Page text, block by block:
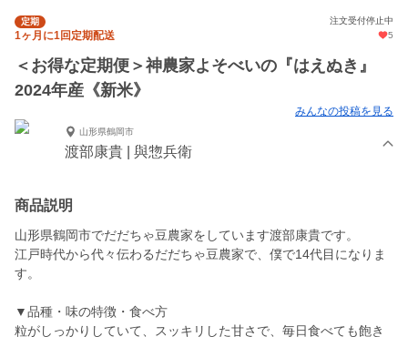
定期 注文受付停止中
1ヶ月に1回定期配送 5
＜お得な定期便＞神農家よそべいの『はえぬき』
2024年産《新米》
みんなの投稿を見る
山形県鶴岡市
渡部康貴 | 與惣兵衛
商品説明
山形県鶴岡市でだだちゃ豆農家をしています渡部康貴です。
江戸時代から代々伝わるだだちゃ豆農家で、僕で14代目になりま
す。
▼品種・味の特徴・食べ方
粒がしっかりしていて、スッキリした甘さで、毎日食べても飽き